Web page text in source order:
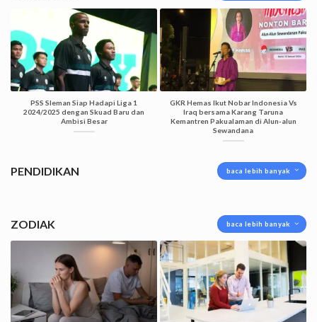
PSS Sleman Siap Hadapi Liga 1
2024/2025 dengan Skuad Baru dan
Ambisi Besar
GKR Hemas Ikut Nobar Indonesia Vs
Iraq bersama Karang Taruna
Kemantren Pakualaman di Alun-alun
Sewandana
PENDIDIKAN baca lebih banyak
ZODIAK baca lebih banyak